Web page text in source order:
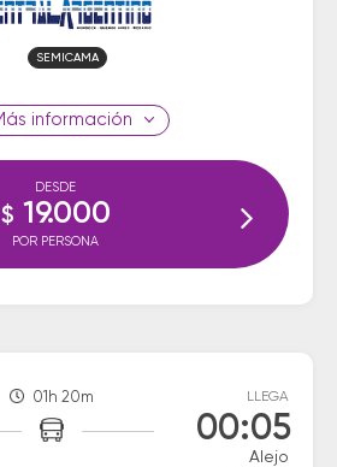
SEMICAMA
información
DESDE
$ 19.000
POR PERSONA
01h 20m LLEGA
00:05
Alejo